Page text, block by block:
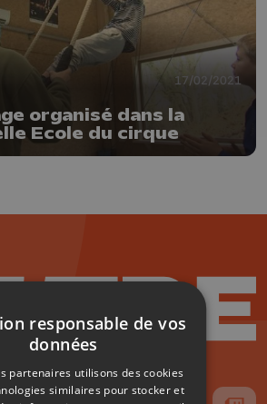
17/02/2021
organisé dans la
Ecole du cirque
responsable de vos
données
partenaires utilisons des cookies
similaires pour stocker et